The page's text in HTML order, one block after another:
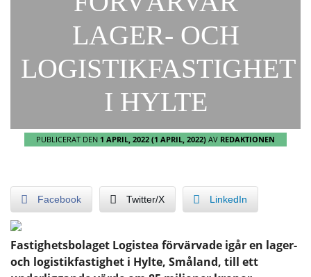
LAGER- OCH
LOGISTIKFASTIGHET
I HYLTE
PUBLICERAT DEN 1 APRIL, 2022 (1 APRIL, 2022) AV REDAKTIONEN
Facebook Twitter/X LinkedIn
Fastighetsbolaget Logistea förvärvade igår en lager-
och logistikfastighet i Hylte, Småland, till ett